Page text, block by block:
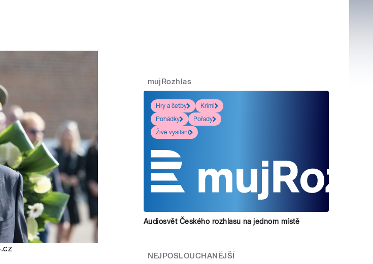
mujRozhlas
Hry a četby
Krimi
Pohádky
Pořady
Živé vysílání
Audiosvět Českého rozhlasu na jednom místě
NEJPOSLOUCHANĚJŠÍ